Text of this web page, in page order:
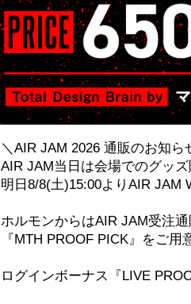
＼AIR JAM 2026 通販のお知ら
AIR JAM当日は会場でのグッ
明日8/8(土)15:00よりAIR JAM
ホルモンからはAIR JAM受注
『MTH PROOF PICK』をご用
ログインボーナス『LIVE